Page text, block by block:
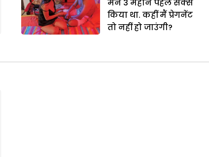
मैंने 3 महीने पहले सेक्स
किया था. कहीं मैं प्रेगनेंट
तो नहीं हो जाउंगी?